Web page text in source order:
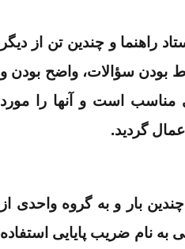
استاد راهنما و چندین تن از دیگر
بودن سؤالات، واضح بودن و
مناسب است و آنها را مورد
گردید.
بار و به گروه واحدی از
به نام ضریب پایایی استفاده